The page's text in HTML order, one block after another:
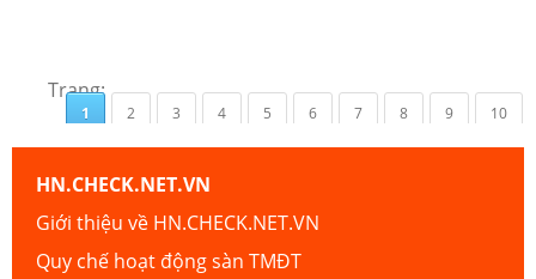
Trang:
1 2 3 4 5 6 7 8 9 10
HN.CHECK.NET.VN
Giới thiệu về HN.CHECK.NET.VN
Quy chế hoạt động sàn TMĐT